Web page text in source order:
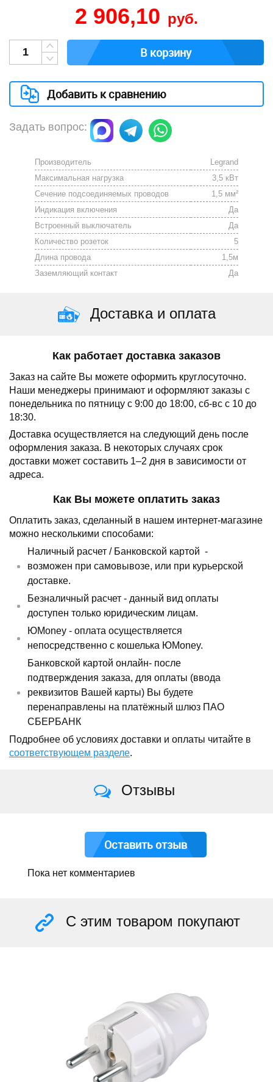
2 906,10 руб.
В корзину
Добавить к сравнению
Задать вопрос:
Производитель
Legrand
Максимальная нагрузка
3,5 кВт
Сечение подсоединяемых проводов
1,5 мм²
Индикация включения
Да
Встроенный выключатель
Да
Количество розеток
5
Длина провода
1,5м
Заземляющий контакт
Да
Доставка и оплата
Как работает доставка заказов
Заказ на сайте Вы можете оформить круглосуточно.
Наши менеджеры принимают и оформляют заказы с
понедельника по пятницу с 9:00 до 18:00, сб-вс с 10 до
18:30.
Доставка осуществляется на следующий день после
оформления заказа. В некоторых случаях срок
доставки может составить 1–2 дня в зависимости от
адреса.
Как Вы можете оплатить заказ
Оплатить заказ, сделанный в нашем интернет-магазине
можно несколькими способами:
Наличный расчет / Банковской картой -
возможен при самовывозе, или при курьерской
доставке.
Безналичный расчет - данный вид оплаты
доступен только юридическим лицам.
ЮMoney - оплата осуществляется
непосредственно с кошелька ЮMoney.
Банковской картой онлайн- после
подтверждения заказа, для оплаты (ввода
реквизитов Вашей карты) Вы будете
перенаправлены на платёжный шлюз ПАО
СБЕРБАНК
Подробнее об условиях доставки и оплаты читайте в
соответствующем разделе.
Отзывы
Оставить отзыв
Пока нет комментариев
С этим товаром покупают